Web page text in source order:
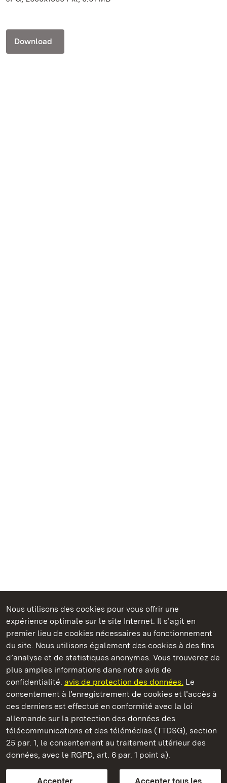
Nous utilisons des cookies pour vous offrir une
expérience optimale sur le site Internet. Il s’agit en
premier lieu de cookies nécessaires au fonctionnement
du site. Nous utilisons également des cookies à des fins
d’analyse et de statistiques anonymes. Vous trouverez de
plus amples informations dans notre avis de
confidentialité. avis de protection des données. Le
consentement à l’enregistrement de cookies et l’accès à
ces derniers est effectué en conformité avec la loi
allemande sur la protection des données des
télécommunications et des télémédias (TTDSG), section
25 par. 1, le consentement au traitement ultérieur des
données, avec le RGPD, art. 6 par. 1 point a).
Download
Châteaux et jardins publics du Bade-Wurtemberg
Château de Solitude
Châteaux et jardins publics du Bade-Wurtemberg
FAQ et réponsesMentions légalesProtection des données
Explications sur l’accessibilité
BITV-konform (geprüfte Seiten)